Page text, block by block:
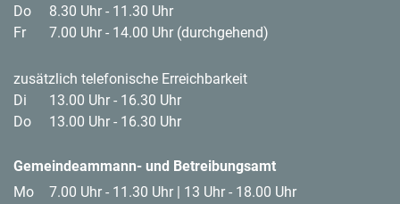
Do
8.30 Uhr - 11.30 Uhr
Fr
7.00 Uhr - 14.00 Uhr (durchgehend)
zusätzlich telefonische Erreichbarkeit
Di
13.00 Uhr - 16.30 Uhr
Do
13.00 Uhr - 16.30 Uhr
Gemeindeammann- und Betreibungsamt
Mo
7.00 Uhr - 11.30 Uhr | 13 Uhr - 18.00 Uhr